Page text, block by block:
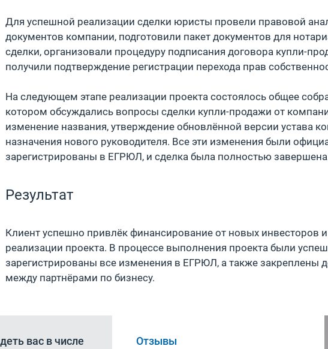
Для успешной реализации сделки юристы провели правовой
документов компании, подготовили пакет документов для
сделки, организовали процедуру подписания договора купли-
получили подтверждение регистрации перехода прав
На следующем этапе реализации проекта состоялось общее
котором обсуждались вопросы сделки купли-продажи от
изменение названия, утверждение обновлённой версии устава
назначения нового руководителя. Все эти изменения были
зарегистрированы в ЕГРЮЛ, и сделка была полностью
Результат
Клиент успешно привлёк финансирование от новых инвесторов
реализации проекта. В процессе выполнения проекта были
зарегистрированы все изменения в ЕГРЮЛ, а также закреплены
между партнёрами по бизнесу.
вас в числе
Отзывы
Татьяна Орлова